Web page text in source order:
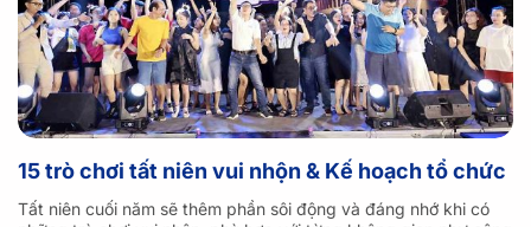
15 trò chơi tất niên vui nhộn & Kế hoạch tổ chức
Tất niên cuối năm sẽ thêm phần sôi động và đáng nhớ khi có